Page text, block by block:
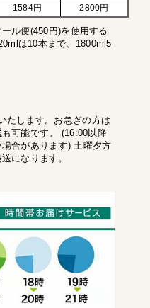
1584円 2800円
ル便(450円)を使用する
は10本まで、1800ml5
たします。お急ぎの方は
も可能です。 (16:00以降
合があります) 土曜夕方
になります。